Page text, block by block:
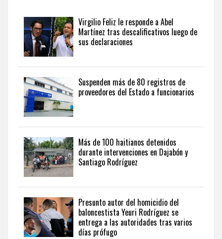
seguir
actualidad
del
país
desde
una
perspectiva
internacional,
visite
the
latest
news
from
the
Dominican
English.
Virgilio Feliz le responde a Abel
Martínez tras descalificativos luego de
sus declaraciones
Suspenden más de 80 registros de
proveedores del Estado a funcionarios
Más de 100 haitianos detenidos
durante intervenciones en Dajabón y
Santiago Rodríguez
Presunto autor del homicidio del
baloncestista Yeuri Rodríguez se
entrega a las autoridades tras varios
días prófugo